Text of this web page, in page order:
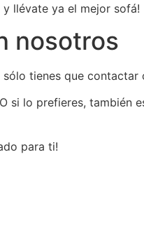
y llévate ya el mejor sofá!
nosotros
tienes que contactar
si lo prefieres, también
para ti!